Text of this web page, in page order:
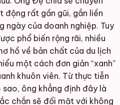
động rất gần gũi, gắn liền
ngày của doanh nghiệp. Tuy
phổ biến rộng rãi, nhiều
hồ về bản chất của du lịch
một cách đơn giản “xanh”
khuôn viên. Từ thực tiễn
ông khẳng định đây là
chắn sẽ đối mặt với không